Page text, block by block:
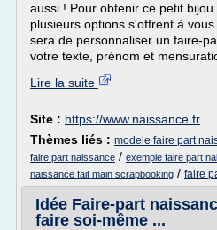
aussi ! Pour obtenir ce petit
plusieurs options s'offrent à
sera de personnaliser un faire-
votre texte, prénom et
Lire la suite
Site : https://www.naissance.fr
Thèmes liés : modele faire part
faire part naissance / exemple faire part
naissance fait main scrapbooking / faire
Idée Faire-part
faire soi-même ...